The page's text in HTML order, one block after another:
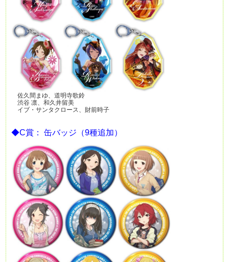
佐久間まゆ、道明寺歌鈴
渋谷 凛、和久井留美
イブ・サンタクロース、財前時子
◆C賞： 缶バッジ（9種追加）